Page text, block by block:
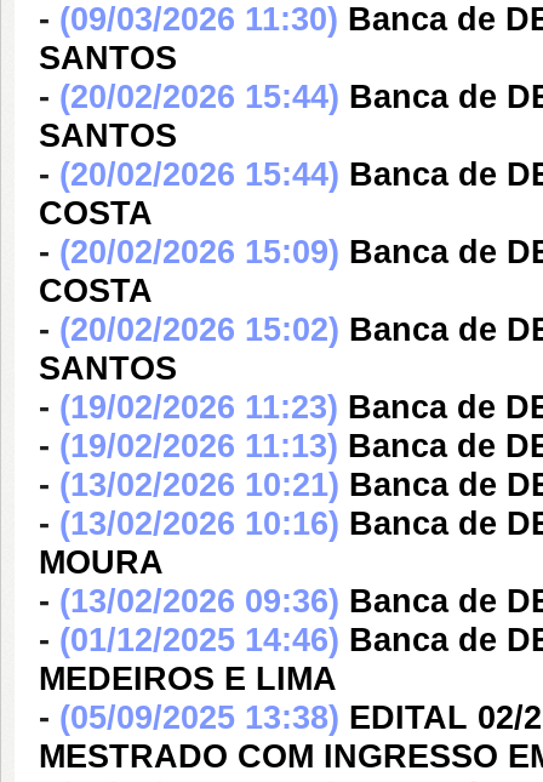
- (09/03/2026 11:30) Banca de
SANTOS
- (20/02/2026 15:44) Banca de
SANTOS
- (20/02/2026 15:44) Banca de
COSTA
- (20/02/2026 15:09) Banca de
COSTA
- (20/02/2026 15:02) Banca de
SANTOS
- (19/02/2026 11:23) Banca de
- (19/02/2026 11:13) Banca de
- (13/02/2026 10:21) Banca de
- (13/02/2026 10:16) Banca de
MOURA
- (13/02/2026 09:36) Banca de
- (01/12/2025 14:46) Banca de
MEDEIROS E LIMA
- (05/09/2025 13:38) EDITAL 02/
MESTRADO COM INGRESSO